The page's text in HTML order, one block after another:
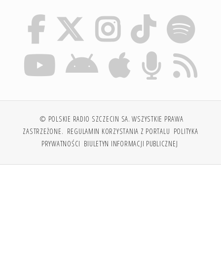
© POLSKIE RADIO SZCZECIN SA. WSZYSTKIE PRAWA
ZASTRZEŻONE. REGULAMIN KORZYSTANIA Z PORTALU POLITYKA
PRYWATNOŚCI BIULETYN INFORMACJI PUBLICZNEJ